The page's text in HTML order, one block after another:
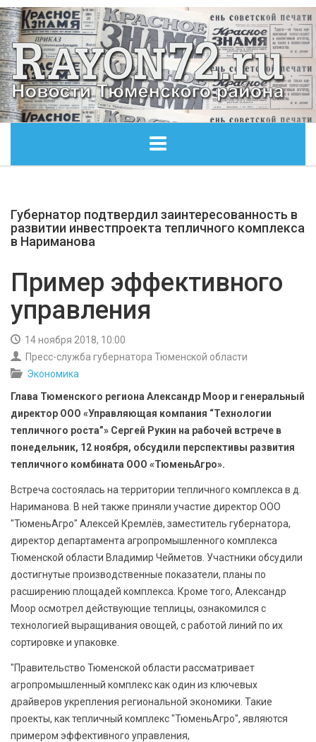
ОБЩЕСТВО
КУЛЬТУРА
БЕЗОПАСНОСТЬ
СПОРТ
АРХИВ PDF
Губернатор подтвердил заинтересованность в
развитии инвестпроекта тепличного комплекса
в Нариманова
Пример эффективного
управления
14 ноября 2018, 10:00
Пресс-служба губернатора Тюменской области
Экономика
Глава Тюменского региона Александр Моор и генеральный
директор ООО «Управляющая компания “Технологии
тепличного роста”» Сергей Рукин на рабочей встрече в
понедельник, 12 ноября, обсудили перспективы развития
тепличного комбината ООО «ТюменьАгро».
Встреча состоялась на территории тепличного комплекса в д.
Нариманова. В ней также приняли участие директор ООО
"ТюменьАгро" Алексей Кремлёв, заместитель губернатора,
директор департамента агропромышленного комплекса
Тюменской области Владимир Чейметов. Участники обсудили
достигнутые производственные показатели, планы по
расширению площадей комплекса. Кроме того, Александр
Моор осмотрел действующие теплицы, ознакомился с
технологией выращивания овощей, с работой линий по их
сортировке и упаковке.
"Правительство Тюменской области рассматривает
агропромышленный комплекс как один из ключевых
драйверов укрепления региональной экономики. Такие
проекты, как тепличный комплекс "ТюменьАгро", являются
примером эффективного управления,